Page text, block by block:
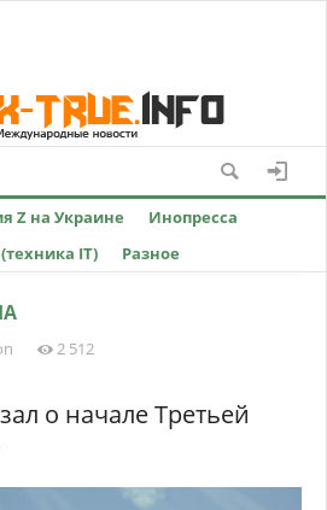
Z на Украине
Инопресса
IT) Разное
2 512
о начале Третьей